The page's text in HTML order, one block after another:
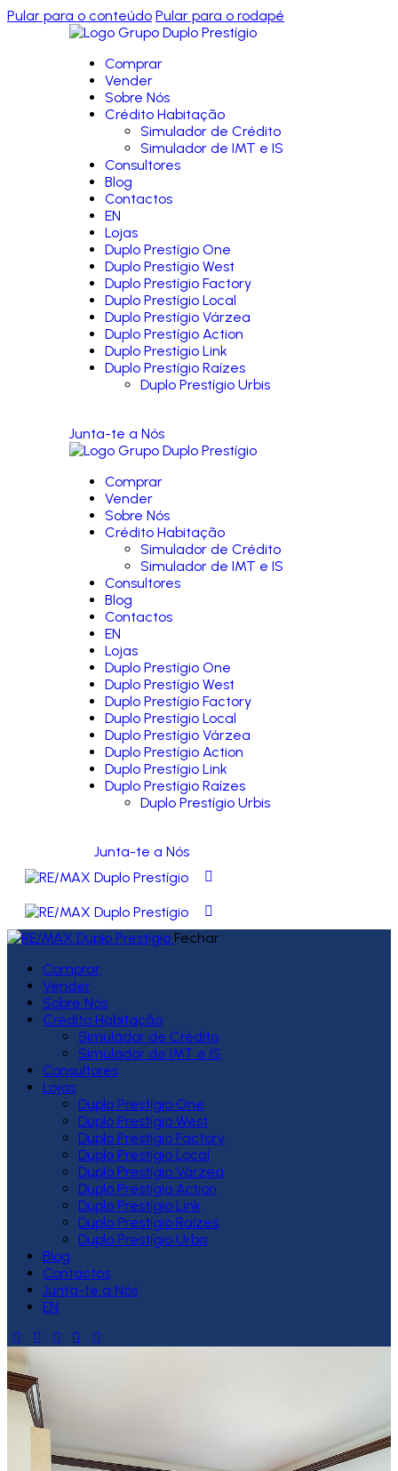
Pular para o conteúdo Pular para o rodapé
Comprar
Vender
Sobre Nós
Crédito Habitação
Simulador de Crédito
Simulador de IMT e IS
Consultores
Blog
Contactos
EN
Lojas
Duplo Prestígio One
Duplo Prestígio West
Duplo Prestígio Factory
Duplo Prestígio Local
Duplo Prestígio Várzea
Duplo Prestígio Action
Duplo Prestígio Link
Duplo Prestígio Raízes
Duplo Prestígio Urbis
Junta-te a Nós
Comprar
Vender
Sobre Nós
Crédito Habitação
Simulador de Crédito
Simulador de IMT e IS
Consultores
Blog
Contactos
EN
Lojas
Duplo Prestígio One
Duplo Prestígio West
Duplo Prestígio Factory
Duplo Prestígio Local
Duplo Prestígio Várzea
Duplo Prestígio Action
Duplo Prestígio Link
Duplo Prestígio Raízes
Duplo Prestígio Urbis
Junta-te a Nós
Fechar
Comprar
Vender
Sobre Nós
Crédito Habitação
Simulador de Crédito
Simulador de IMT e IS
Consultores
Lojas
Duplo Prestígio One
Duplo Prestígio West
Duplo Prestígio Factory
Duplo Prestígio Local
Duplo Prestígio Várzea
Duplo Prestígio Action
Duplo Prestígio Link
Duplo Prestígio Raízes
Duplo Prestígio Urbis
Blog
Contactos
Junta-te a Nós
EN